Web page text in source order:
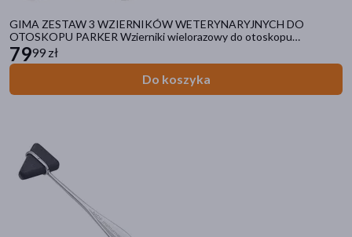
GIMA ZESTAW 3 WZIERNIKÓW WETERYNARYJNYCH DO
OTOSKOPU PARKER Wzierniki wielorazowy do otoskopu
weterynaryjnego
7999 zł
Do koszyka